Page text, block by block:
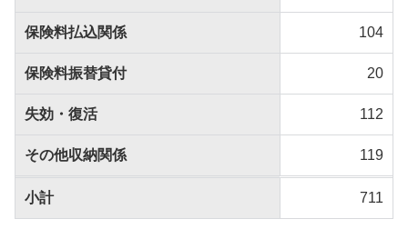
保険料払込関係 104
保険料振替貸付 20
失効・復活 112
その他収納関係 119
小計 711